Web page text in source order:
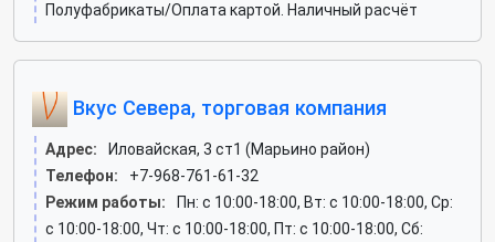
Полуфабрикаты/Оплата картой. Наличный расчёт
Вкус Севера, торговая компания
Адрес:
Иловайская, 3 ст1 (Марьино район)
Телефон:
+7-968-761-61-32
Режим работы:
Пн: c 10:00-18:00, Вт: c 10:00-18:00, Ср:
c 10:00-18:00, Чт: c 10:00-18:00, Пт: c 10:00-18:00, Сб: